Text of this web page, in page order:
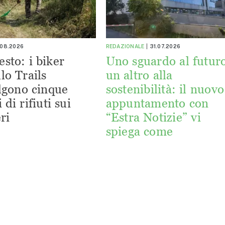
i biker
Trails
cinque
di rifiuti sui
REDAZIONALE 31.07.2026
Uno sguardo al
un altro alla
sostenibilità: il nuovo
appuntamento con
“Estra Notizie” vi
spiega come